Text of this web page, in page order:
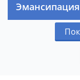
Эмансипация